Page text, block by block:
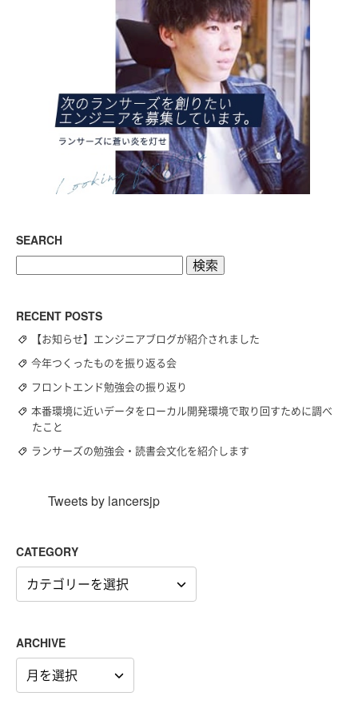
SEARCH
RECENT POSTS
【お知らせ】エンジニアブログが紹介されました
今年つくったものを振り返る会
フロントエンド勉強会の振り返り
本番環境に近いデータをローカル開発環境で取り回すために調べ
たこと
ランサーズの勉強会・読書会文化を紹介します
Tweets by lancersjp
CATEGORY
CATEGORY
ARCHIVE
ARCHIVE